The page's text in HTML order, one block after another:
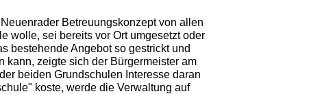
Betreuungskonzept von allen
wolle, sei bereits vor Ort umgesetzt oder
bestehende Angebot so gestrickt und
kann, zeigte sich der Bürgermeister am
beiden Grundschulen Interesse daran
koste, werde die Verwaltung auf